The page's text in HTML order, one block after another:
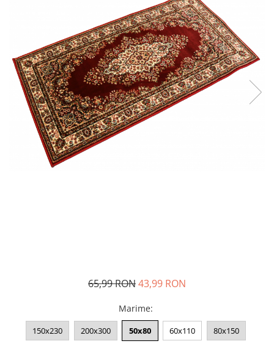
65,99 RON43,99 RON
Marime:
150x230 200x300 50x80 60x110 80x150